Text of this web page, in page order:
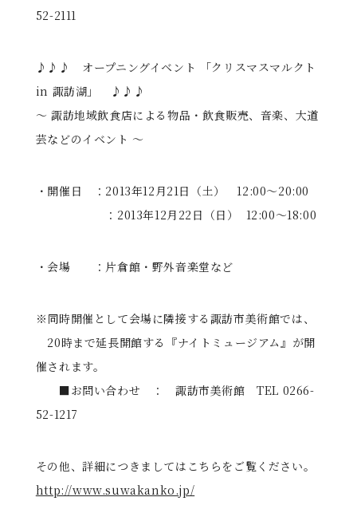
52-2111
♪♪♪ オープニングイベント 「クリスマスマルクト
in 諏訪湖」 ♪♪♪
～ 諏訪地域飲食店による物品・飲食販売、音楽、大道
芸などのイベント ～
・開催日 ：2013年12月21日（土） 12:00～20:00
：2013年12月22日（日） 12:00～18:00
・会場 ：片倉館・野外音楽堂など
※同時開催として会場に隣接する諏訪市美術館では、
20時まで延長開館する『ナイトミュージアム』が開
催されます。
■お問い合わせ ： 諏訪市美術館 TEL 0266-
52-1217
その他、詳細につきましてはこちらをご覧ください。
http://www.suwakanko.jp/